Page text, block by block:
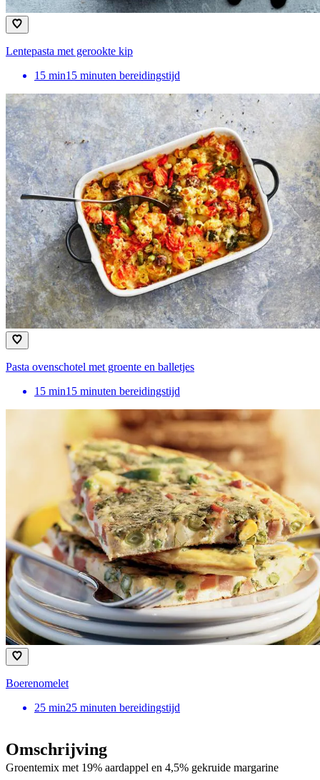
Lentepasta met gerookte kip
15 min15 minuten bereidingstijd
Pasta ovenschotel met groente en balletjes
15 min15 minuten bereidingstijd
Boerenomelet
25 min25 minuten bereidingstijd
Omschrijving
Groentemix met 19% aardappel en 4,5% gekruide margarine